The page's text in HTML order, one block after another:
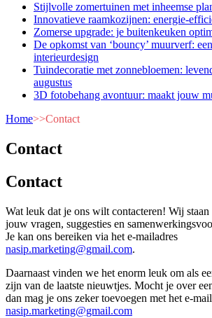
Stijlvolle zomertuinen met inheemse
Innovatieve raamkozijnen: energie-
Zomerse upgrade: je buitenkeuken
De opkomst van ‘bouncy’ muurverf:
interieurdesign
Tuindecoratie met zonnebloemen:
augustus
3D fotobehang avontuur: maakt jouw
Home>>Contact
Contact
Contact
Wat leuk dat je ons wilt contacteren! Wij
jouw vragen, suggesties en
Je kan ons bereiken via het e-mailadres
nasip.marketing@gmail.com.
Daarnaast vinden we het enorm leuk om als
zijn van de laatste nieuwtjes. Mocht je over
dan mag je ons zeker toevoegen met het e-
nasip.marketing@gmail.com